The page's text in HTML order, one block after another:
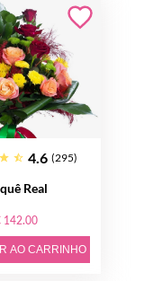
4.6 (295)
Real
142.00
AO CARRINHO